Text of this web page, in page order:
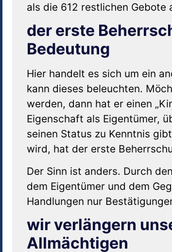
als die 612 restlichen Gebote
der erste
Bedeutung
Hier handelt es sich um ein
kann dieses beleuchten.
werden, dann hat er einen
Eigenschaft als Eigentümer,
seinen Status zu Kenntnis
wird, hat der erste
Der Sinn ist anders. Durch
dem Eigentümer und dem
Handlungen nur
wir verlängern
Allmächtigen